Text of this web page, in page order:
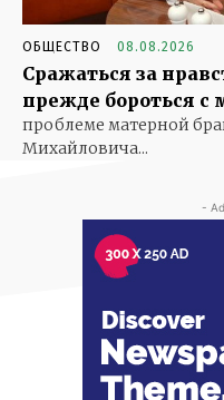
ОБЩЕСТВО 08.08.2026
Сражаться за
прежде бороться с
проблеме матерной
Михайловича...
-